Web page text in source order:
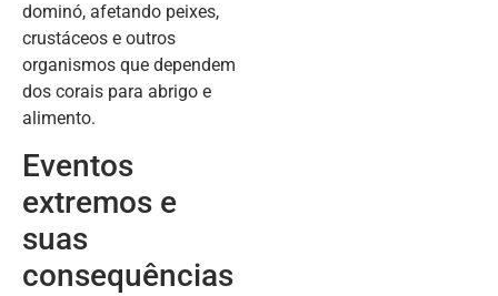
dominó, afetando peixes,
crustáceos e outros
organismos que dependem
dos corais para abrigo e
alimento.
Eventos
extremos e
suas
consequências